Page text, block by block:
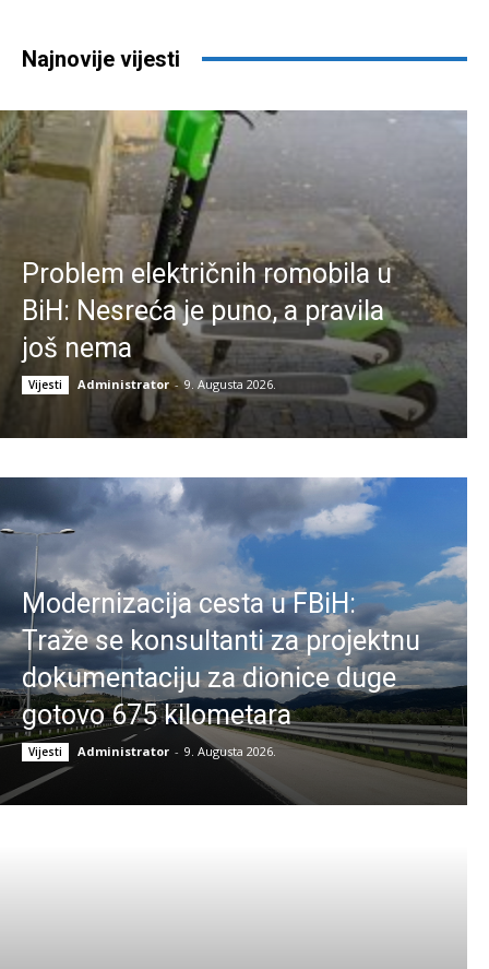
Najnovije vijesti
Problem električnih romobila u
BiH: Nesreća je puno, a pravila
još nema
Vijesti Administrator - 9. Augusta 2026.
Modernizacija cesta u FBiH:
Traže se konsultanti za projektnu
dokumentaciju za dionice duge
gotovo 675 kilometara
Vijesti Administrator - 9. Augusta 2026.